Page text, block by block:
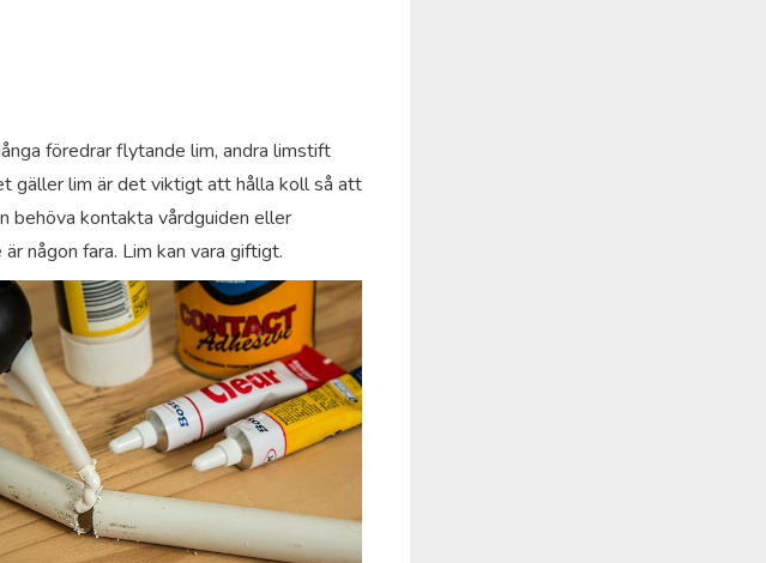
föredrar flytande lim, andra limstift
gäller lim är det viktigt att hålla koll så att
behöva kontakta vårdguiden eller
någon fara. Lim kan vara giftigt.